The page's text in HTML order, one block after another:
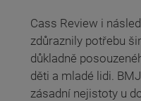
Cass Review i
zdůraznily potřebu
důkladně
děti a mladé lidi.
zásadní nejistoty u